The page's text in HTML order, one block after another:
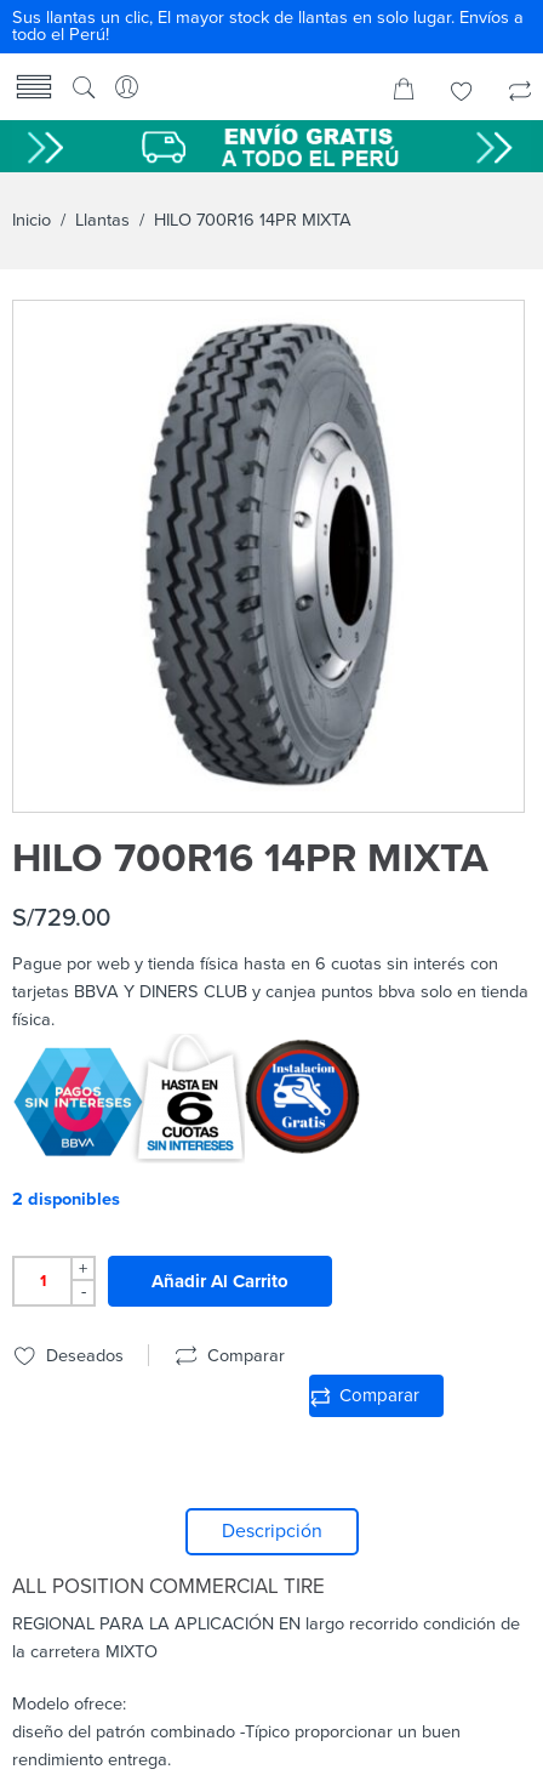
Sus llantas un clic, El mayor stock de llantas en solo lugar. Envíos a
todo el Perú!
Inicio / Llantas / HILO 700R16 14PR MIXTA
HILO 700R16 14PR MIXTA
S/729.00
Pague por web y tienda física hasta en 6 cuotas sin interés con
tarjetas BBVA Y DINERS CLUB y canjea puntos bbva solo en tienda
física.
2 disponibles
+
-
Añadir Al Carrito
Deseados Comparar
Comparar
Descripción
ALL POSITION COMMERCIAL TIRE
REGIONAL PARA LA APLICACIÓN EN largo recorrido condición de
la carretera MIXTO
Modelo ofrece:
diseño del patrón combinado -Típico proporcionar un buen
rendimiento entrega.